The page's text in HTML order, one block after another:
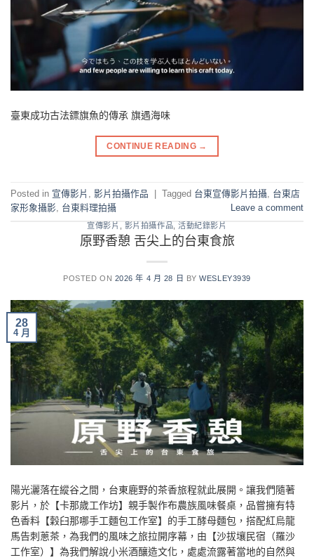
臺東成功古法鏢旗魚的傳承 旗遇海味
CONTINUE READING →
Posted in 宣傳影片 , 影片拍攝作品 Tagged 台東宣傳影片拍攝, 台東店
家形象攝影, 台東料理拍攝 Leave a comment
宣傳影片 影片拍攝作品 ,活動紀錄影片
原野香憩 舌尖上的台東食旅
POSTED ON 2026 年 4 月 28 日 BYWESLEY3939
28
4 月
陽光灑落在縱谷之間，台東鹿野的茶香旅程就此展開。讓我們隨著
影片，於【卡那歲工作坊】親手製作布農族風味餐桌，品嘗擁有特
色香料【穀臼那哪手工麵包工作室】的手工酵母麵包，搭配紅烏龍
馬告刺蔥茶，為我們的風味之旅拉開序幕，由【沙拔壤民宿（羅沙
工作室）】為我們解說小米酒釀造文化，處處流露著當地的自然與